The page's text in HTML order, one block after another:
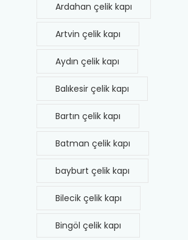
Ardahan çelik kapı
Artvin çelik kapı
Aydın çelik kapı
Balıkesir çelik kapı
Bartın çelik kapı
Batman çelik kapı
bayburt çelik kapı
Bilecik çelik kapı
Bingöl çelik kapı